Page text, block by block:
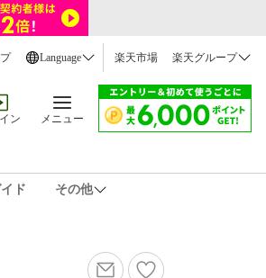
Language 楽天市場 楽天グループ
ン メニュー
ド その他